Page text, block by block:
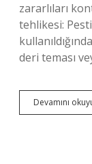
zararlıları
tehlikesi:
deri teması
Devamını